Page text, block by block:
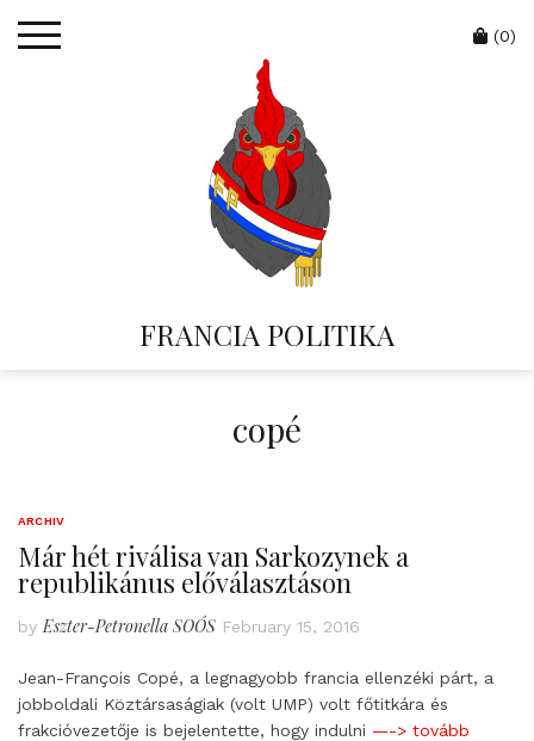
FRANCIA POLITIKA
Cart
(0)
copé
ARCHIV
Már hét riválisa van Sarkozynek a
republikánus előválasztáson
by Eszter-Petronella SOÓS February 15, 2016
Jean-François Copé, a legnagyobb francia ellenzéki párt, a
jobboldali Köztársaságiak (volt UMP) volt főtitkára és
frakcióvezetője is bejelentette, hogy indulni —-> tovább